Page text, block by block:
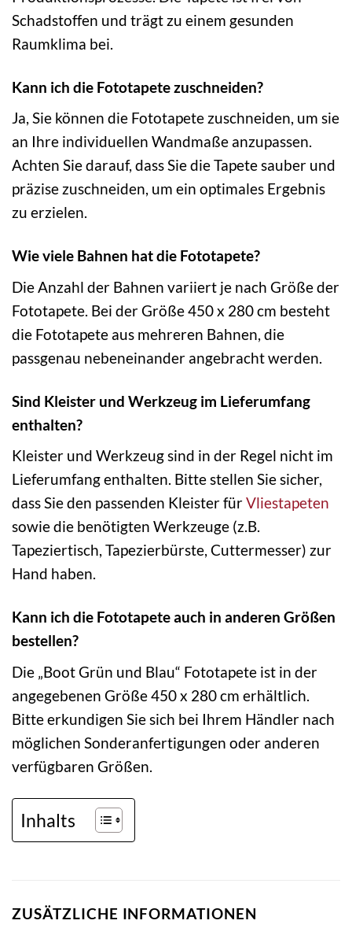
Schadstoffen und trägt zu einem gesunden
Raumklima bei.
Kann ich die Fototapete zuschneiden?
Ja, Sie können die Fototapete zuschneiden, um sie
an Ihre individuellen Wandmaße anzupassen.
Achten Sie darauf, dass Sie die Tapete sauber und
präzise zuschneiden, um ein optimales Ergebnis
zu erzielen.
Wie viele Bahnen hat die Fototapete?
Die Anzahl der Bahnen variiert je nach Größe der
Fototapete. Bei der Größe 450 x 280 cm besteht
die Fototapete aus mehreren Bahnen, die
passgenau nebeneinander angebracht werden.
Sind Kleister und Werkzeug im Lieferumfang
enthalten?
Kleister und Werkzeug sind in der Regel nicht im
Lieferumfang enthalten. Bitte stellen Sie sicher,
dass Sie den passenden Kleister fürVliestapeten
sowie die benötigten Werkzeuge (z.B.
Tapeziertisch, Tapezierbürste, Cuttermesser) zur
Hand haben.
Kann ich die Fototapete auch in anderen Größen
bestellen?
Die „Boot Grün und Blau“ Fototapete ist in der
angegebenen Größe 450 x 280 cm erhältlich.
Bitte erkundigen Sie sich bei Ihrem Händler nach
möglichen Sonderanfertigungen oder anderen
verfügbaren Größen.
Inhalts
ZUSÄTZLICHE INFORMATIONEN